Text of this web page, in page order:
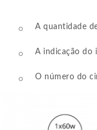
A quantidade
A indicação do
O número do